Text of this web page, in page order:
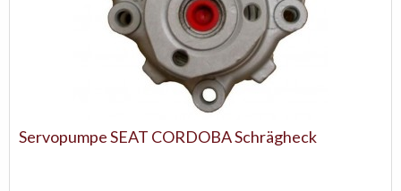
Servopumpe SEAT CORDOBA Schrägheck